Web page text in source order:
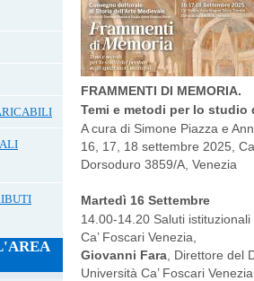
FRAMMENTI DI MEMORIA.
Temi e metodi per lo
A cura di Simone Piazza e
16, 17, 18 settembre 2025,
Dorsoduro 3859/A, Venezia
Martedì 16 Settembre
14.00-14.20 Saluti istituzionali
Ca’ Foscari Venezia,
Giovanni Fara , Direttore del
Università Ca’ Foscari